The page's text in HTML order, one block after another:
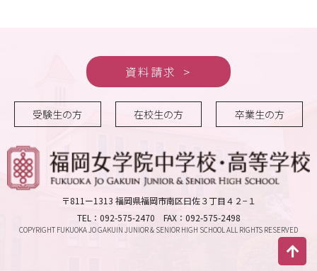
資料請求
受験生の方 在校生の方 卒業生の方
〒811ー1313 福岡県福岡市南区曰佐３丁目４２−１
TEL：092-575-2470 FAX：092-575-2498
COPYRIGHT FUKUOKA JO GAKUIN JUNIOR & SENIOR HIGH SCHOOL ALL RIGHTS RESERVED